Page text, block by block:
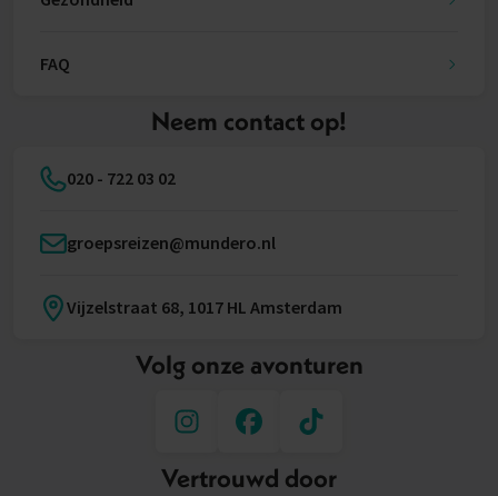
FAQ
Neem contact op!
020 - 722 03 02
groepsreizen@mundero.nl
Vijzelstraat 68, 1017 HL Amsterdam
Volg onze avonturen
Vertrouwd door